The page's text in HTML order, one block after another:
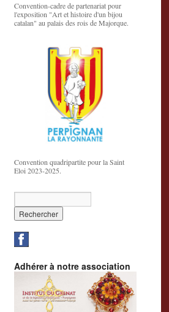
Convention-cadre de partenariat pour
l'exposition "Art et histoire d'un bijou
catalan" au palais des rois de Majorque.
Convention quadripartite pour la Saint
Eloi 2023-2025.
Adhérer à notre association